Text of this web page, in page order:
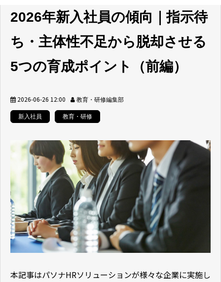
2026年新入社員の傾向｜指示待
ち・主体性不足から脱却させる
5つの育成ポイント（前編）
2026-06-26 12:00 教育・研修編集部
新入社員 教育・研修
本記事はパソナHRソリューションが様々な企業に実施し